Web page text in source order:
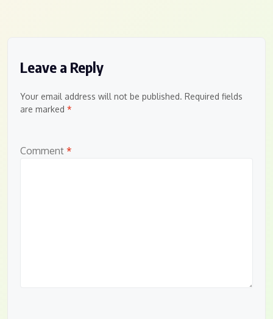
Leave a Reply
Your email address will not be published. Required fields
are marked *
Comment *